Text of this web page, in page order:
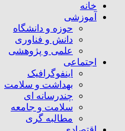
خانه
آموزشی
حوزه و دانشگاه
دانش و فناوری
علمی و پژوهشی
اجتماعی
اینفوگرافیک
بهداشت و سلامت
چندرسانه ای
سلامت و جامعه
مطالبه گری